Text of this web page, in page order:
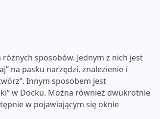
sposobów. Jednym z nich jest
na pasku narzędzi, znalezienie i
Innym sposobem jest
w Docku. Można również dwukrotnie
w pojawiającym się oknie